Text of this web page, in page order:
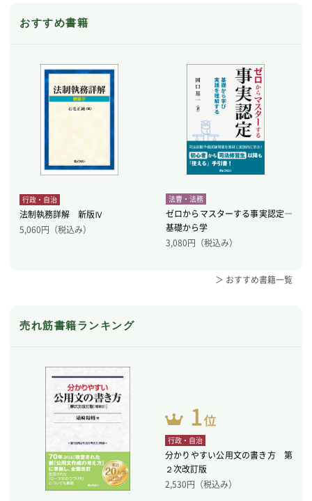
おすすめ書籍
行政・自治
法制執務詳解 新版Ⅳ
5,060円（税込み）
法曹・法務
ゼロからマスターする事実認定―
基礎から学
3,080円（税込み）
＞ おすすめ書籍一覧
売れ筋書籍ランキング
行政・自治
分かりやすい公用文の書き方 第
２次改訂版
2,530円（税込み）